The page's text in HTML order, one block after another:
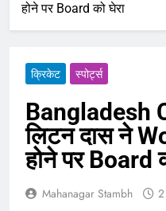
होने पर Board को घेरा
क्रिकेट ‎स्पोर्ट्स
Bangladesh
लिटन दास ने
होने पर Board
Mahanagar Stambh